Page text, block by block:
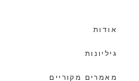
אודות
גיליונות
מאמרים מקוריים